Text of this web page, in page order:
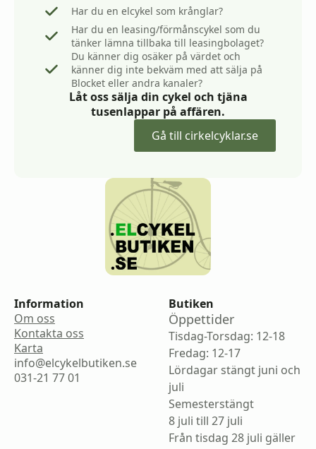
Har du en elcykel som krånglar?
Har du en leasing/förmånscykel som du
tänker lämna tillbaka till leasingbolaget?
Du känner dig osäker på värdet och
känner dig inte bekväm med att sälja på
Blocket eller andra kanaler?
Låt oss sälja din cykel och tjäna
tusenlappar på affären.
Gå till cirkelcyklar.se
Information
Om oss
Kontakta oss
Karta
info@elcykelbutiken.se
031-21 77 01
Butiken
Öppettider
Tisdag-Torsdag: 12-18
Fredag: 12-17
Lördagar stängt juni och
juli
Semesterstängt
8 juli till 27 juli
Från tisdag 28 juli gäller